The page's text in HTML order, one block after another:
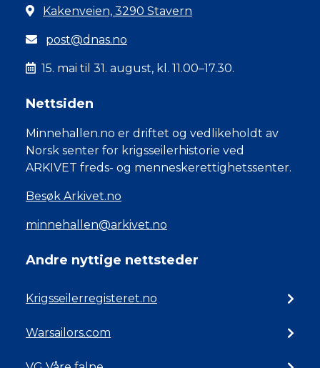
Kakenveien, 3290 Stavern
post@dnas.no
15. mai til 31. august, kl. 11.00–17.30.
Nettsiden
Minnehallen.no er driftet og vedlikeholdt av
Norsk senter for krigsseilerhistorie ved
ARKIVET freds- og menneskerettighetssenter.
Besøk Arkivet.no
minnehallen@arkivet.no
Andre nyttige nettsteder
Krigsseilerregisteret.no
Warsailors.com